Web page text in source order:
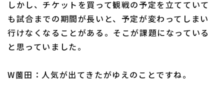
しかし、チケットを買って観戦の予定を立てていて
も試合までの期間が長いと、予定が変わってしまい
行けなくなることがある。そこが課題になっている
と思っていました。
W薗田：人気が出てきたがゆえのことですね。